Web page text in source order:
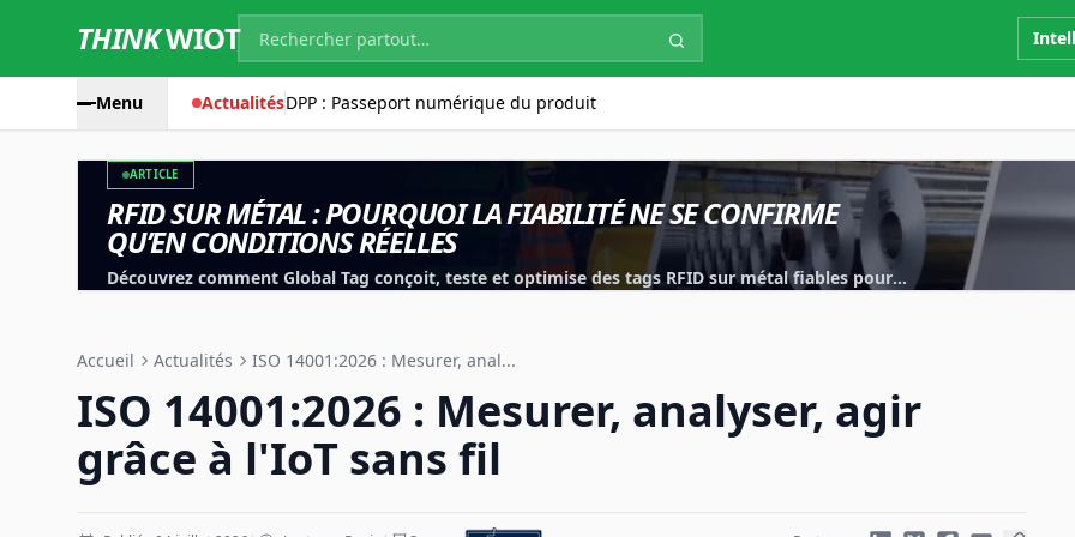
THINKWIOT
Menu ActualitésDPP : Passeport numérique du produit
ARTICLE
RFID SUR MÉTAL : POURQUOI LA FIABILITÉ NE SE CONFIRME
QU’EN CONDITIONS RÉELLES
Découvrez comment Global Tag conçoit, teste et optimise des tags RFID sur métal fiables pour
Accueil Actualités ISO 14001:2026 : Mesurer, anal...
ISO 14001:2026 : Mesurer, analyser, agir
grâce à l'IoT sans fil